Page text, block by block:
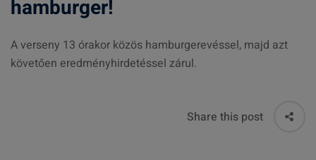
hamburger!
A verseny 13 órakor közös hamburgerevéssel, majd azt
követően eredményhirdetéssel zárul.
Share this post